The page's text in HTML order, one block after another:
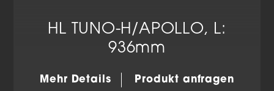
HL TUNO-H/APOLLO, L:
936mm
Mehr Details Produkt anfragen